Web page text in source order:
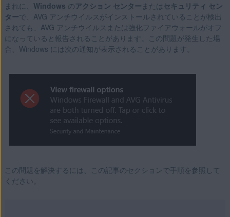
製品:
AVG インターネット セキュリティ 21.x Windows 版
AVG 無料アンチウイルス 21.x Windows 版
Microsoft Windows 10 Home / Pro / Enterprise / Education -
32 / 64 ビット
Microsoft Windows 8.1 / Pro / Enterprise - 32 / 64 ビット
Microsoft Windows 8 / Pro / Enterprise - 32 / 64 ビット
Convenient Rollup Update、32 / 64 ビット
まれに、 Windows のアクション センター またはセキュリティ セン
ターで、AVG アンチウイルスがインストールされていることが検出
されても、AVG アンチウイルスまたは強化ファイアウォールがオフ
になっていると報告されることがあります。この問題が発生した場
合、Windows には次の通知が表示されることがあります。
この問題を解決するには、この記事のセクションで手順を参照して
ください。